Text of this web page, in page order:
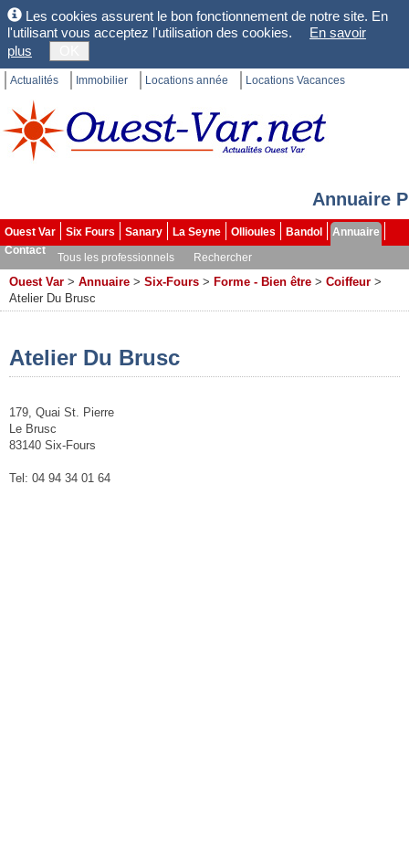
Les cookies assurent le bon fonctionnement de notre site. En
l'utilisant vous acceptez l'utilisation des cookies.
En savoir
plus
Actualités Immobilier Locations année Locations Vacances
Annuaire
Ouest Var Six Fours Sanary La Seyne Ollioules Bandol
Annuaire
Contact
Tous les professionnels Rechercher
Ouest Var > Annuaire > Six-Fours > Forme - Bien être > Coiffeur >
Atelier Du Brusc
Atelier Du Brusc
179, Quai St. Pierre
Le Brusc
83140 Six-Fours
Tel: 04 94 34 01 64